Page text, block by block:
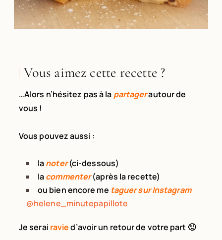
Vous aimez cette recette ?
…Alors n’hésitez pas à la partagerautourde
vous !
Vous pouvez aussi :
lanoter (ci-dessous)
lacommenter(après la recette)
ou bien encore me taguer sur Instagram
@helene_minutepapillote
Je serai ravied’avoir un retour de votre part 🙂